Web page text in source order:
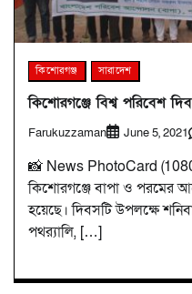
কিশোরগঞ্জ সারাদেশ
কিশোরগঞ্জে বিশ্ব পরিবেশ
Farukuzzaman June 5, 2021
📸 News PhotoCard
কিশোরগঞ্জে বাপা ও পরমের
হয়েছে। দিবসটি উপলক্ষে
পথর‌্যালি, […]